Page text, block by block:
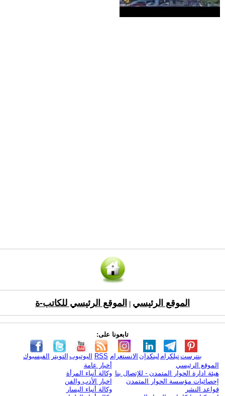
الموقع الرئيسي الموقع الرئيسي للكاتب-ة
تابعونا على:
الفيسبوك التويتر اليوتيوب RSS الانستغرام لينكدإن تيلكرامبنترست
الموقع الرئيسي
هيئة ادارة الحوار المتمدن - للإتصال بنا
إحصائيات مؤسسة الحوار المتمدن
قواعد النشر
أخبار عامة
وكالة أنباء المرأة
اخبار الأدب والفن
وكالة أنباء اليسار